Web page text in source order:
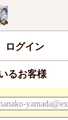
ログイン
るお客様